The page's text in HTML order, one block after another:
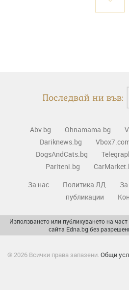
Последвай ни във:
Abv.bg Ohnamama.bg
Dariknews.bg
DogsAndCats.bg
Pariteni.bg
За нас
Политика ЛД
публикации
Използването или публикуването на
сайта Edna.bg без
© 2026 Всички права запазени. Общи